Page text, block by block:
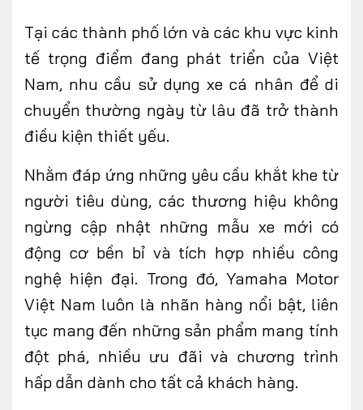
DÒNG XE
FOLLOW US
Facebook
CONTACT US
0972271616
ngocvu.vneconomy@gmail.com
Tại các thành phố lớn và các khu vực kinh
tế trọng điểm đang phát triển của Việt
Nam, nhu cầu sử dụng xe cá nhân để di
chuyển thường ngày từ lâu đã trở thành
điều kiện thiết yếu.
Nhằm đáp ứng những yêu cầu khắt khe từ
người tiêu dùng, các thương hiệu không
ngừng cập nhật những mẫu xe mới có
động cơ bền bỉ và tích hợp nhiều công
nghệ hiện đại. Trong đó, Yamaha Motor
Việt Nam luôn là nhãn hàng nổi bật, liên
tục mang đến những sản phẩm mang tính
đột phá, nhiều ưu đãi và chương trình
hấp dẫn dành cho tất cả khách hàng.